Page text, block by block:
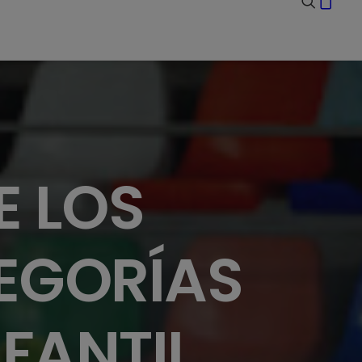
LOS